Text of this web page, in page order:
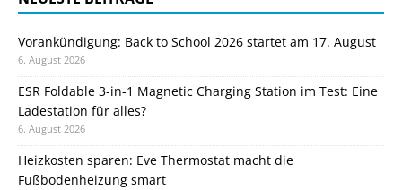
Vorankündigung: Back to School 2026 startet am 17. August
6. August 2026
ESR Foldable 3-in-1 Magnetic Charging Station im Test: Eine
Ladestation für alles?
6. August 2026
Heizkosten sparen: Eve Thermostat macht die
Fußbodenheizung smart